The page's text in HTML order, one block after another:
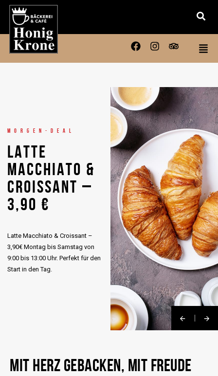
MORGEN-DEAL
LATTE
MACCHIATO &
CROISSANT –
3,90 €
Latte Macchiato & Croissant –
3,90€ Montag bis Samstag von
9:00 bis 13:00 Uhr. Perfekt für den
Start in den Tag.
MIT HERZ GEBACKEN, MIT FREUDE